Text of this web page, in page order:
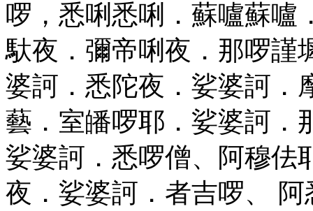
啰，悉唎悉唎．蘇嚧蘇嚧
馱夜．彌帝唎夜．那啰謹
婆訶．悉陀夜．娑婆訶．
藝．室皤啰耶．娑婆訶．
娑婆訶．悉啰僧、阿穆佉
夜．娑婆訶．者吉啰、